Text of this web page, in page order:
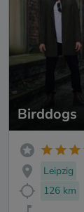
Birddogs
Leipzig
126 km